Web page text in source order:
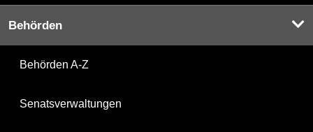
Behörden
Behörden A-Z
Senatsverwaltungen